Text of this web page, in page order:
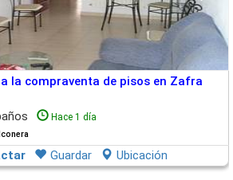
la compraventa de pisos en Zafra
Hace 1 día
Guardar Ubicación